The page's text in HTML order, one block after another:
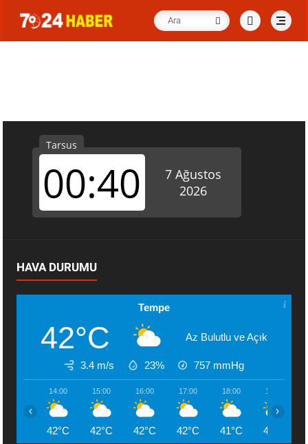
HAVA DURUMU
Tempe
42°C Az Bulutlu ve Açık
3.4 m/s 23% 757 mmHg
14:00
42°C
15:00
42°C
16:00
42°C
17:00
42°C
18:00
41°C
19:00
41°C
‹ ›